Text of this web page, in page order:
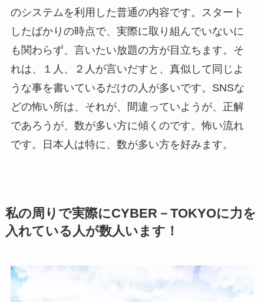
のシステムを利用した普通の内容です。スタート
したばかりの時点で、実際に取り組んでいないに
も関わらず、言いたい放題の方が目立ちます。そ
れは、１人、２人が言いだすと、真似して同じよ
うな事を書いているだけの人が多いです。SNSな
どの怖い所は、それが、間違っていようが、正解
であろうが、数が多い方に傾くのです。怖い流れ
です。日本人は特に、数が多い方を好みます。
私の周りで実際にCYBER－TOKYOに力を
入れている人が数人います！